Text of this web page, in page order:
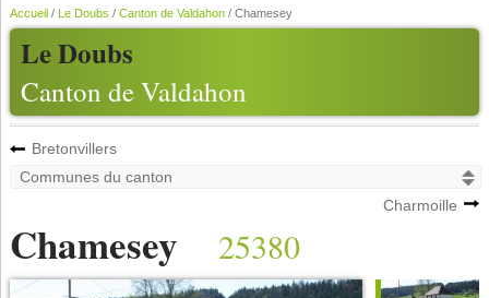
Le Doubs
Canton de Valdahon
Accueil/ Le Doubs / Canton de Valdahon/ Chamesey
Bretonvillers
Charmoille
Chamesey 25380